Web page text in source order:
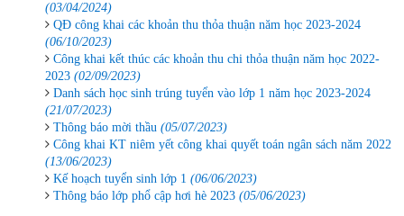
(03/04/2024)
QĐ công khai các khoản thu thỏa thuận năm học 2023-2024
(06/10/2023)
Công khai kết thúc các khoản thu chi thỏa thuận năm học 2022-
2023 (02/09/2023)
Danh sách học sinh trúng tuyển vào lớp 1 năm học 2023-2024
(21/07/2023)
Thông báo mời thầu (05/07/2023)
Công khai KT niêm yết công khai quyết toán ngân sách năm 2022
(13/06/2023)
Kế hoạch tuyển sinh lớp 1 (06/06/2023)
Thông báo lớp phổ cập hơi hè 2023 (05/06/2023)